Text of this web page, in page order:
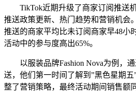
TikTok近期升级了商家订阅推送
推送政策更新、热门趋势和营销机会
推送的商家平均比未订阅商家早48小
活动中的参与度高出65%。
以服装品牌Fashion Nova为例，
送，他们第一时间了解到”黑色星期
整了营销策略，最终活动期间销售额